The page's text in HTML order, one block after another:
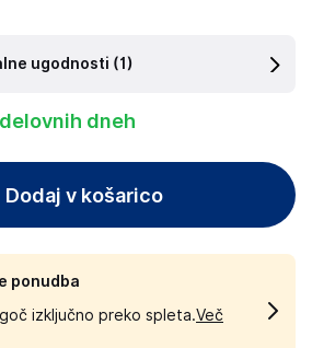
ugodnosti (1)
dneh
Dodaj v košarico
ponudba
izključno preko spleta.Več